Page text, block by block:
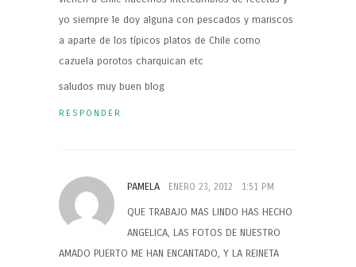
yo siempre le doy alguna con pescados y mariscos
a aparte de los típicos platos de Chile como
cazuela porotos charquican etc
saludos muy buen blog
RESPONDER
PAMELA ENERO 23, 2012 1:51 PM
QUE TRABAJO MAS LINDO HAS HECHO
ANGELICA, LAS FOTOS DE NUESTRO
AMADO PUERTO ME HAN ENCANTADO, Y LA REINETA